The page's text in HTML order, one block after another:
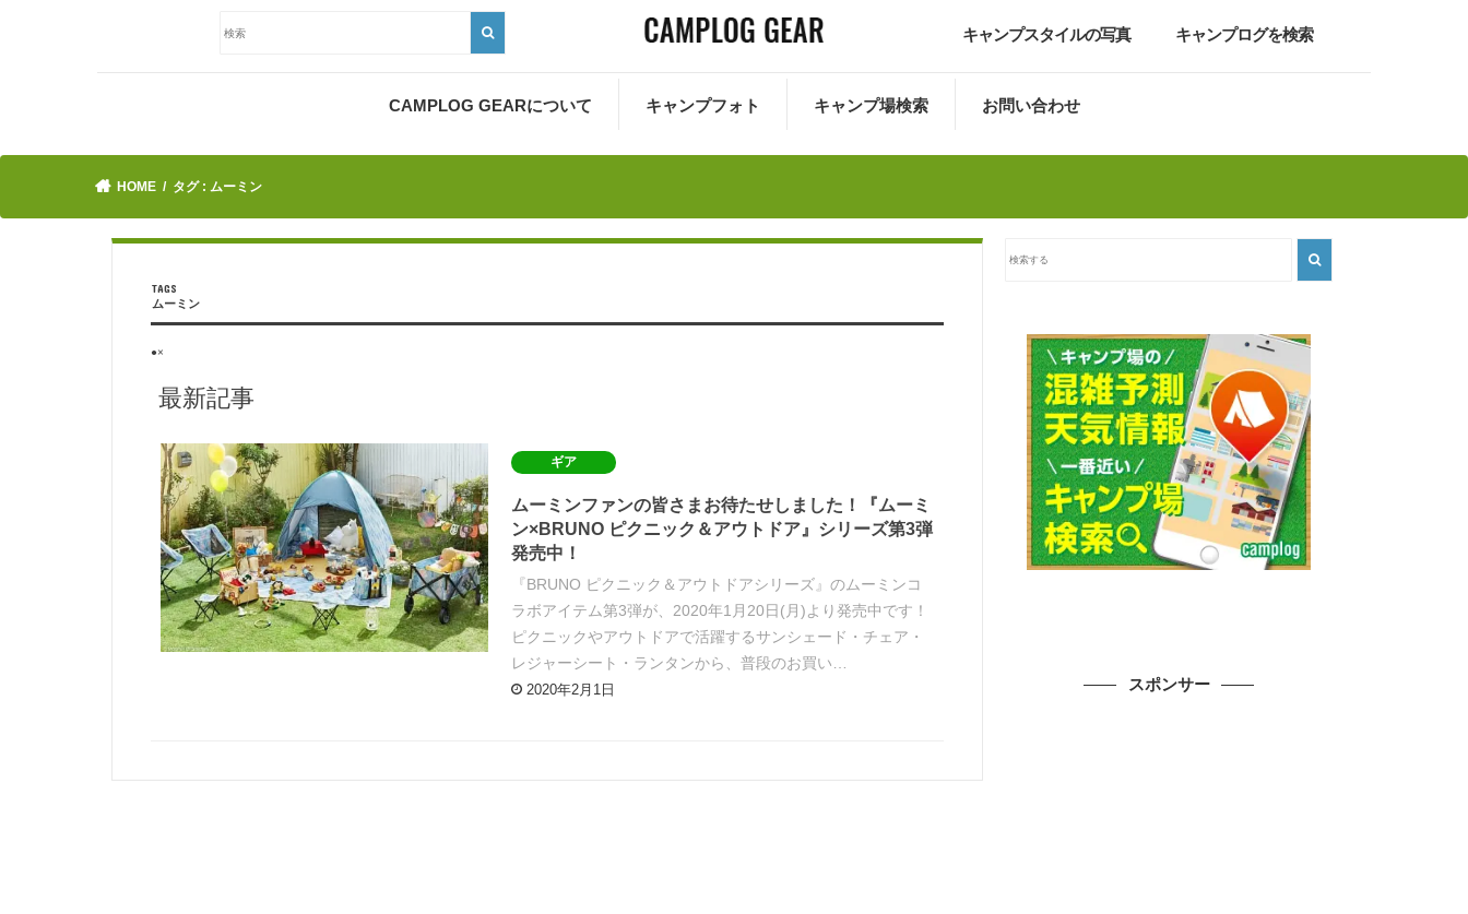
キャンプスタイルの写真 キャンプログを検索
CAMPLOG GEARについて キャンプフォト キャンプ場検索 お問い合わせ
HOME タグ : ムーミン
ムーミン
●×
最新記事
ギア
ムーミンファンの皆さまお待たせしました！『ムーミ
ン×BRUNO ピクニック＆アウトドア』シリーズ第3弾
発売中！
『BRUNO ピクニック＆アウトドアシリーズ』のムーミンコ
ラボアイテム第3弾が、2020年1月20日(月)より発売中です！
ピクニックやアウトドアで活躍するサンシェード・チェア・
レジャーシート・ランタンから、普段のお買い…
2020年2月1日 スポンサー